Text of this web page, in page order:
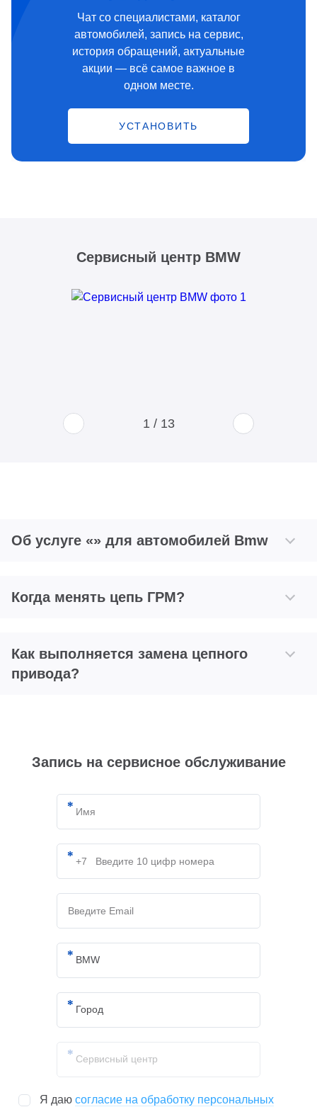
Чат со специалистами, каталог
автомобилей, запись на сервис,
история обращений, актуальные
акции — всё самое важное в
одном месте.
УСТАНОВИТЬ
Сервисный центр BMW
1 / 13
Об услуге «» для автомобилей Bmw
Когда менять цепь ГРМ?
Как выполняется замена цепного
привода?
Запись на сервисное обслуживание
Я даю согласие на обработку персональных